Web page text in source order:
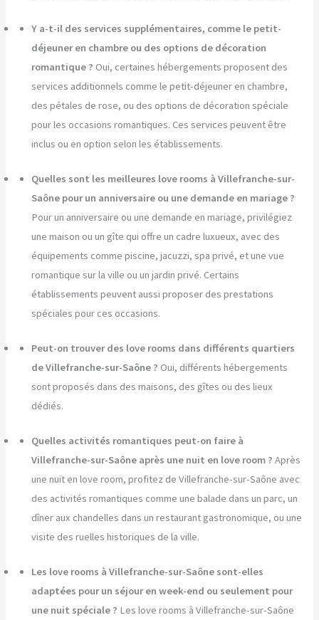
Y a-t-il des services supplémentaires, comme le petit-
déjeuner en chambre ou des options de décoration
romantique ? Oui, certaines hébergements proposent des
services additionnels comme le petit-déjeuner en chambre,
des pétales de rose, ou des options de décoration spéciale
pour les occasions romantiques. Ces services peuvent être
inclus ou en option selon les établissements.
Quelles sont les meilleures love rooms à Villefranche-sur-
Saône pour un anniversaire ou une demande en mariage ?
Pour un anniversaire ou une demande en mariage, privilégiez
une maison ou un gîte qui offre un cadre luxueux, avec des
équipements comme piscine, jacuzzi, spa privé, et une vue
romantique sur la ville ou un jardin privé. Certains
établissements peuvent aussi proposer des prestations
spéciales pour ces occasions.
Peut-on trouver des love rooms dans différents quartiers
de Villefranche-sur-Saône ? Oui, différents hébergements
sont proposés dans des maisons, des gîtes ou des lieux
dédiés.
Quelles activités romantiques peut-on faire à
Villefranche-sur-Saône après une nuit en love room ? Après
une nuit en love room, profitez de Villefranche-sur-Saône avec
des activités romantiques comme une balade dans un parc, un
dîner aux chandelles dans un restaurant gastronomique, ou une
visite des ruelles historiques de la ville.
Les love rooms à Villefranche-sur-Saône sont-elles
adaptées pour un séjour en week-end ou seulement pour
une nuit spéciale ? Les love rooms à Villefranche-sur-Saône